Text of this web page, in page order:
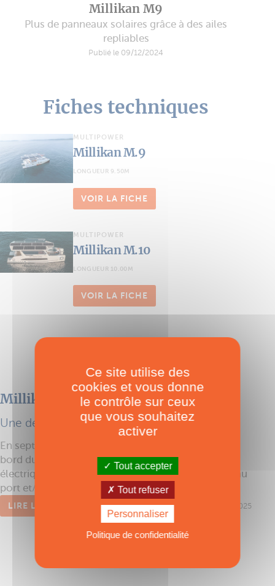
Millikan M9
Plus de panneaux solaires grâce à des ailes
repliables
Publié le 09/12/2024
Fiches techniques
MULTIPOWER
Millikan M.9
LONGUEUR 9.50M
VOIR LA FICHE
MULTIPOWER
Millikan M.10
LONGUEUR 10.00M
VOIR LA FICHE
Millikan M.10
Une déclinaison aboutie du M.9
En septembre dernier, nous avons pu naviguer à
bord du Millikan M.9, un prototype de powercat
électrique équipé d’un toit solaire biface repliable au
port et/ou pour la nuit.
LIRE L'ARTICLE Publié le 21/05/2025
Ce site utilise des
cookies et vous donne
le contrôle sur ceux
que vous souhaitez
activer
Tout accepter
Tout refuser
Personnaliser
Politique de confidentialité